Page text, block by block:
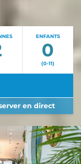
ENFANTS
(0-11)
en direct